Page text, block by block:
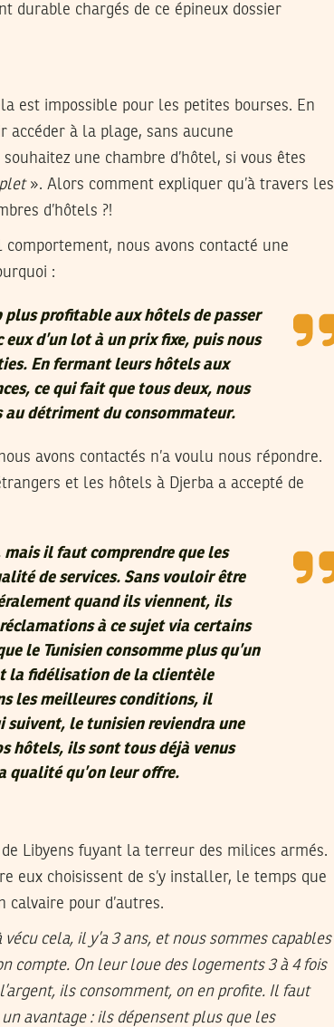
durable chargés de ce épineux dossier
est impossible pour les petites bourses. En
accéder à la plage, sans aucune
une chambre d’hôtel, si vous êtes
». Alors comment expliquer qu’à travers les
d’hôtels ?!
nous avons contacté une
:
plus profitable aux hôtels de passer
d’un lot à un prix fixe, puis nous
En fermant leurs hôtels aux
ce qui fait que tous deux, nous
au détriment du consommateur.
avons contactés n’a voulu nous répondre.
et les hôtels à Djerba a accepté de
il faut comprendre que les
de services. Sans vouloir être
quand ils viennent, ils
à ce sujet via certains
le Tunisien consomme plus qu’un
la fidélisation de la clientèle
les meilleures conditions, il
suivent, le tunisien reviendra une
hôtels, ils sont tous déjà venus
qualité qu’on leur offre.
Libyens fuyant la terreur des milices armés.
eux choisissent de s’y installer, le temps que
pour d’autres.
vécu cela, il y’a 3 ans, et nous sommes capables
compte. On leur loue des logements 3 à 4 fois
ils consomment, on en profite. Il faut
avantage : ils dépensent plus que les